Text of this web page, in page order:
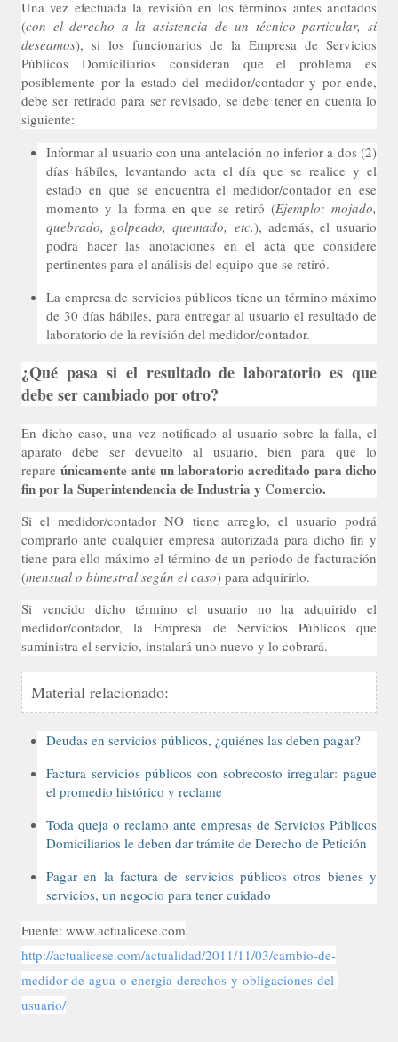
Una vez efectuada la revisión en los términos antes anotados
(con el derecho a la asistencia de un técnico particular, si
deseamos), si los funcionarios de la Empresa de Servicios
Públicos Domiciliarios consideran que el problema es
posiblemente por la estado del medidor/contador y por ende,
debe ser retirado para ser revisado, se debe tener en cuenta lo
siguiente:
Informar al usuario con una antelación no inferior a dos (2)
días hábiles, levantando acta el día que se realice y el
estado en que se encuentra el medidor/contador en ese
momento y la forma en que se retiró (Ejemplo: mojado,
quebrado, golpeado, quemado, etc.), además, el usuario
podrá hacer las anotaciones en el acta que considere
pertinentes para el análisis del equipo que se retiró.
La empresa de servicios públicos tiene un término máximo
de 30 días hábiles, para entregar al usuario el resultado de
laboratorio de la revisión del medidor/contador.
¿Qué pasa si el resultado de laboratorio es que
debe ser cambiado por otro?
En dicho caso, una vez notificado al usuario sobre la falla, el
aparato debe ser devuelto al usuario, bien para que lo
repareúnicamente ante un laboratorio acreditado para dicho
fin por la Superintendencia de Industria y Comercio.
Si el medidor/contador NO tiene arreglo, el usuario podrá
comprarlo ante cualquier empresa autorizada para dicho fin y
tiene para ello máximo el término de un periodo de facturación
(mensual o bimestral según el caso) para adquirirlo.
Si vencido dicho término el usuario no ha adquirido el
medidor/contador, la Empresa de Servicios Públicos que
suministra el servicio, instalará uno nuevo y lo cobrará.
Material relacionado:
Deudas en servicios públicos, ¿quiénes las deben pagar?
Factura servicios públicos con sobrecosto irregular: pague
el promedio histórico y reclame
Toda queja o reclamo ante empresas de Servicios Públicos
Domiciliarios le deben dar trámite de Derecho de Petición
Pagar en la factura de servicios públicos otros bienes y
servicios, un negocio para tener cuidado
Fuente: www.actualicese.com
http://actualicese.com/actualidad/2011/11/03/cambio-de-
medidor-de-agua-o-energia-derechos-y-obligaciones-del-
usuario/